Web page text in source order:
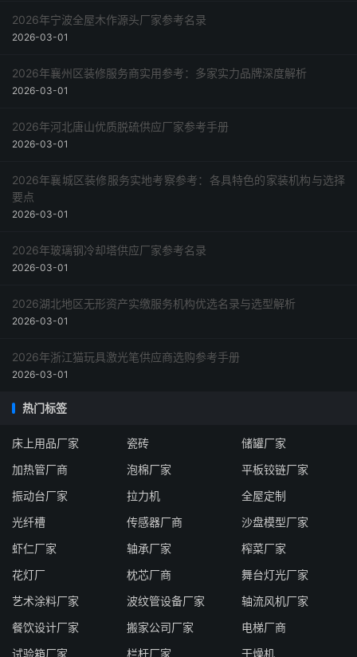
2026年宁波全屋木作源头厂家参考名录
2026-03-01
2026年襄州区装修服务商实用参考：多家实力品牌深度解析
2026-03-01
2026年河北唐山优质脱硫供应厂家参考手册
2026-03-01
2026年襄城区装修服务实地考察参考：各具特色的家装机构与选择
要点
2026-03-01
2026年玻璃钢冷却塔供应厂家参考名录
2026-03-01
2026湖北地区无形资产实缴服务机构优选名录与选型解析
2026-03-01
2026年浙江猫玩具激光笔供应商选购参考手册
2026-03-01
热门标签
床上用品厂家 瓷砖
储罐厂家
加热管厂商
泡棉厂家
平板铰链厂家
振动台厂家
拉力机
全屋定制
光纤槽
传感器厂商
沙盘模型厂家
虾仁厂家
轴承厂家
榨菜厂家
花灯厂
枕芯厂商
舞台灯光厂家
艺术涂料厂家
波纹管设备厂家
轴流风机厂家
餐饮设计厂家
搬家公司厂家
电梯厂商
试验箱厂家
栏杆厂家 干燥机